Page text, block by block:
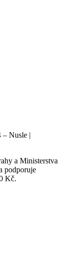
– Nusle |
a Ministerstva
podporuje
Kč.